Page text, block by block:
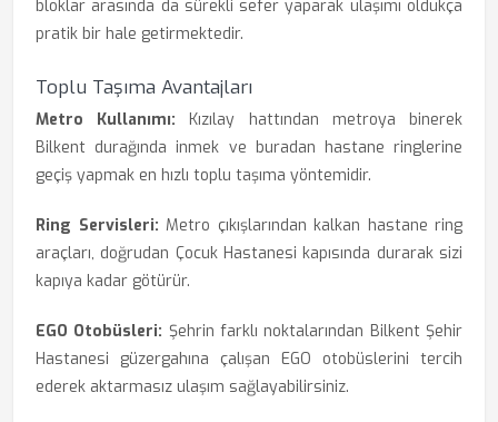
bloklar arasında da sürekli sefer yaparak ulaşımı oldukça
pratik bir hale getirmektedir.
Toplu Taşıma Avantajları
Metro Kullanımı: Kızılay hattından metroya binerek
Bilkent durağında inmek ve buradan hastane ringlerine
geçiş yapmak en hızlı toplu taşıma yöntemidir.
Ring Servisleri: Metro çıkışlarından kalkan hastane ring
araçları, doğrudan Çocuk Hastanesi kapısında durarak sizi
kapıya kadar götürür.
EGO Otobüsleri: Şehrin farklı noktalarından Bilkent Şehir
Hastanesi güzergahına çalışan EGO otobüslerini tercih
ederek aktarmasız ulaşım sağlayabilirsiniz.